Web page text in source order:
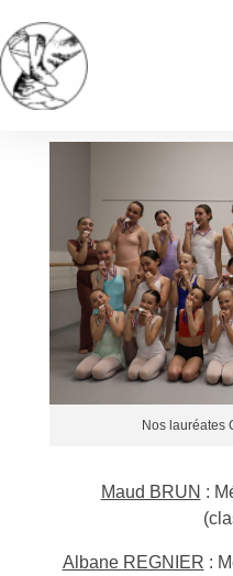
Nos lauréates
Maud BRUN :
Albane REGNIER :